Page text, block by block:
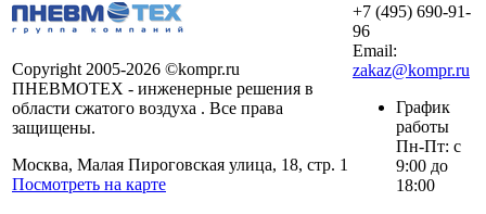
Copyright 2005-2026 ©kompr.ru
ПНЕВМОТЕХ - инженерные решения в
области сжатого воздуха . Все права
защищены.
Москва, Малая Пироговская улица, 18, стр. 1
Посмотреть на карте
+7 (495) 690-91-
96
Email:
zakaz@kompr.ru
График
работы
Пн-Пт: с
9:00 до
18:00